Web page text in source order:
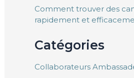
Comment trouver des
rapidement et
Catégories
Collaborateurs